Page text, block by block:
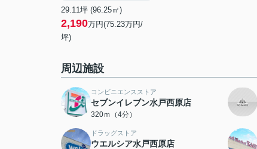
29.11坪 (96.25㎡)
2,190万円(75.23万円/
坪)
周辺施設
コンビニエンスストア
セブンイレブン水戸西原店
320ｍ（4分）
ドラッグストア
ウエルシア水戸西原店